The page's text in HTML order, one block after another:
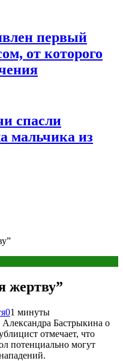
первый
от которого
спасли
мальчика из
жертву”
01 минуты
Бастрыкина о
отмечает, что
потенциально могут